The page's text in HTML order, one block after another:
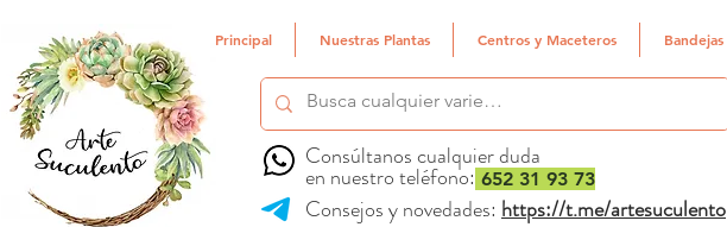
Principal Nuestras Plantas Centros y Maceteros Bandejas
Consúltanos cualquier duda
en nuestro teléfono: 652 31 93 73
Consejos y novedades: https://t.me/artesuculento